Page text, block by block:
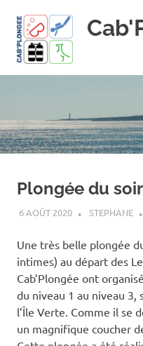
content
!
Plongée du
6 AOÛT 2020 STEPHANE
Une très belle plongée
intimes) au départ des
Cab’Plongée ont
du niveau 1 au niveau 3,
l’Île Verte. Comme il se
un magnifique coucher